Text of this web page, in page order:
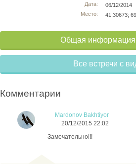
Дата:
Место:
06/12/2014
41.30673;
Общая информация
Все встречи с
Комментарии
Mardonov Bakhtiyor
20/12/2015 22:02
Замечательно!!!